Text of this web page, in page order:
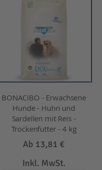
BONACIBO - Erwachsene
Hunde - Huhn und
Sardellen mit Reis -
Trockenfutter - 4 kg
Ab 13,81 €
Inkl. MwSt.